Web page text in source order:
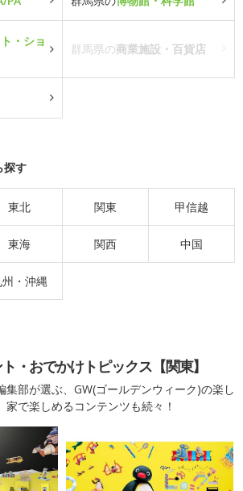
・ショ
群馬県の商業施設・百貨店
探す
東北 関東 甲信越
東海 関西 中国
州・沖縄
・おでかけトピックス【関東】
集部が選ぶ、GW(ゴールデンウィーク)の楽し
家で楽しめるコンテンツも続々！